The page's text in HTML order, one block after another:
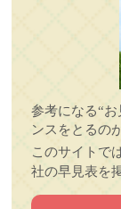
参考になる“
ンスをとるの
このサイトで
社の早見表を